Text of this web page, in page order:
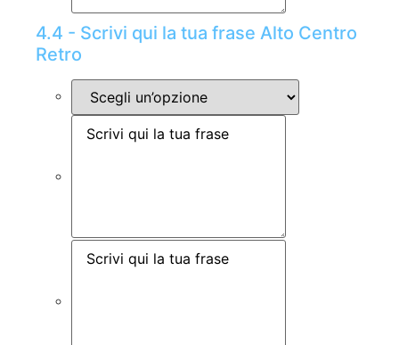
4.4 - Scrivi qui la tua frase Alto Centro
Retro